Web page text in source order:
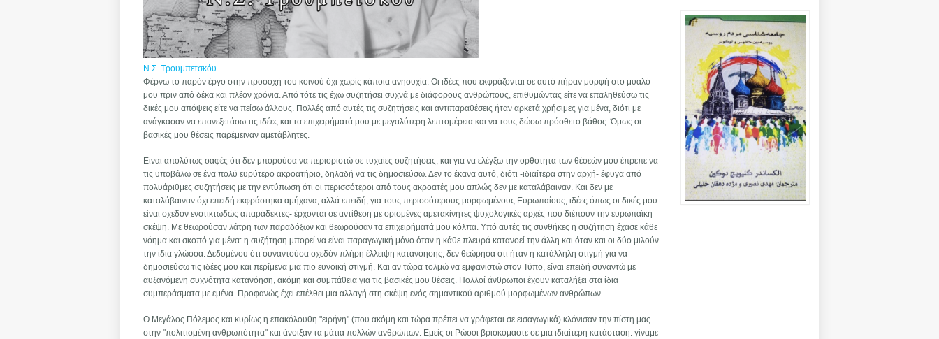
Ν.Σ. Τρουμπετσκόυ
Φέρνω το παρόν έργο στην προσοχή του κοινού όχι χωρίς κάποια ανησυχία. Οι ιδέες που εκφράζονται σε αυτό πήραν μορφή στο μυαλό
μου πριν από δέκα και πλέον χρόνια. Από τότε τις έχω συζητήσει συχνά με διάφορους ανθρώπους, επιθυμώντας είτε να επαληθεύσω τις
δικές μου απόψεις είτε να πείσω άλλους. Πολλές από αυτές τις συζητήσεις και αντιπαραθέσεις ήταν αρκετά χρήσιμες για μένα, διότι με
ανάγκασαν να επανεξετάσω τις ιδέες και τα επιχειρήματά μου με μεγαλύτερη λεπτομέρεια και να τους δώσω πρόσθετο βάθος. Όμως οι
βασικές μου θέσεις παρέμειναν αμετάβλητες.
Είναι απολύτως σαφές ότι δεν μπορούσα να περιοριστώ σε τυχαίες συζητήσεις, και για να ελέγξω την ορθότητα των θέσεών μου έπρεπε να
τις υποβάλω σε ένα πολύ ευρύτερο ακροατήριο, δηλαδή να τις δημοσιεύσω. Δεν το έκανα αυτό, διότι -ιδιαίτερα στην αρχή- έφυγα από
πολυάριθμες συζητήσεις με την εντύπωση ότι οι περισσότεροι από τους ακροατές μου απλώς δεν με καταλάβαιναν. Και δεν με
καταλάβαιναν όχι επειδή εκφράστηκα αμήχανα, αλλά επειδή, για τους περισσότερους μορφωμένους Ευρωπαίους, ιδέες όπως οι δικές μου
είναι σχεδόν ενστικτωδώς απαράδεκτες- έρχονται σε αντίθεση με ορισμένες αμετακίνητες ψυχολογικές αρχές που διέπουν την ευρωπαϊκή
σκέψη. Με θεωρούσαν λάτρη των παραδόξων και θεωρούσαν τα επιχειρήματά μου κόλπα. Υπό αυτές τις συνθήκες η συζήτηση έχασε κάθε
νόημα και σκοπό για μένα: η συζήτηση μπορεί να είναι παραγωγική μόνο όταν η κάθε πλευρά κατανοεί την άλλη και όταν και οι δύο μιλούν
την ίδια γλώσσα. Δεδομένου ότι συναντούσα σχεδόν πλήρη έλλειψη κατανόησης, δεν θεώρησα ότι ήταν η κατάλληλη στιγμή για να
δημοσιεύσω τις ιδέες μου και περίμενα μια πιο ευνοϊκή στιγμή. Και αν τώρα τολμώ να εμφανιστώ στον Τύπο, είναι επειδή συναντώ με
αυξανόμενη συχνότητα κατανόηση, ακόμη και συμπάθεια για τις βασικές μου θέσεις. Πολλοί άνθρωποι έχουν καταλήξει στα ίδια
συμπεράσματα με εμένα. Προφανώς έχει επέλθει μια αλλαγή στη σκέψη ενός σημαντικού αριθμού μορφωμένων ανθρώπων.
Ο Μεγάλος Πόλεμος και κυρίως η επακόλουθη "ειρήνη" (που ακόμη και τώρα πρέπει να γράφεται σε εισαγωγικά) κλόνισαν την πίστη μας
στην "πολιτισμένη ανθρωπότητα" και άνοιξαν τα μάτια πολλών ανθρώπων. Εμείς οι Ρώσοι βρισκόμαστε σε μια ιδιαίτερη κατάσταση: γίναμε